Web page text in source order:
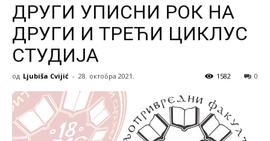
ДРУГИ УПИСНИ РОК НА
ДРУГИ И ТРЕЋИ ЦИКЛУС
СТУДИЈА
од Ljubiša Cvijić - 28. октобра 2021. 0
1582